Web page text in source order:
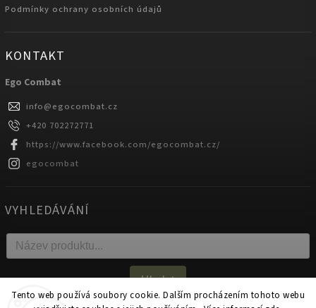
Tento web používá soubory cookie. Dalším procházením tohoto webu
Podmínky ochrany osobních údajů
KONTAKT
Ego Combat
info@egocombat.cz
+420 702272771
https://www.facebook.com/egocombat.cz/
egocombat
VYHLEDÁVÁNÍ
Hledat